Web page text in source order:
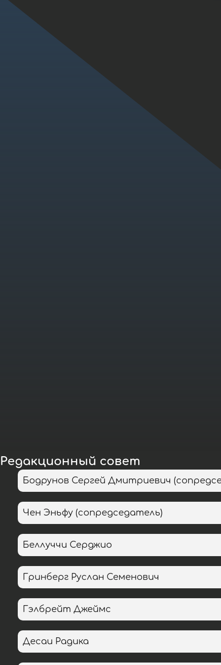
Редакционный совет
Бодрунов Сергей Дмитриевич
Чен Эньфу (сопредседатель)
Беллуччи Серджио
Гринберг Руслан Семенович
Гэлбрейт Джеймс
Десаи Радика